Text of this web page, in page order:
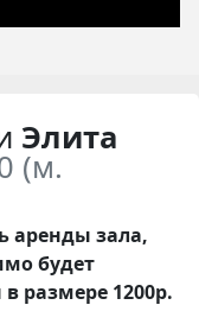
Элита
(м.
аренды зала,
будет
размере 1200р.